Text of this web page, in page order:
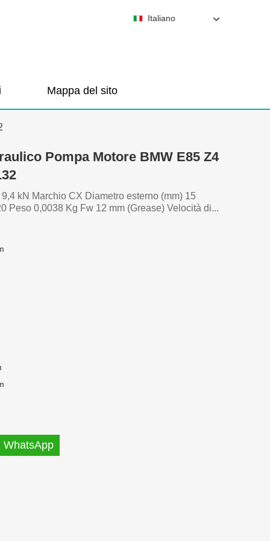
Mappa del sito
Italiano
Pompa Motore BMW E85 Z4
kN Marchio CX Diametro esterno (mm) 15
Peso 0,0038 Kg Fw 12 mm (Grease) Velocità di...
WhatsApp